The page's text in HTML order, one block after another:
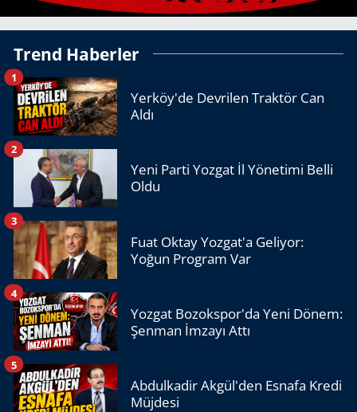
Trend Haberler
Yerköy'de Devrilen Traktör Can
Aldı
1
Yeni Parti Yozgat İl Yönetimi Belli
Oldu
2
Fuat Oktay Yozgat'a Geliyor:
Yoğun Program Var
3
Yozgat Bozokspor'da Yeni Dönem:
Şenman İmzayı Attı
4
Abdulkadir Akgül'den Esnafa Kredi
Müjdesi
5